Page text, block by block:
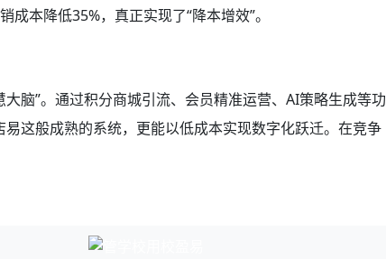
本降低35%，真正实现了“降本增效”。
脑”。通过积分商城引流、会员精准运营、AI策略生成等功
这般成熟的系统，更能以低成本实现数字化跃迁。在竞争